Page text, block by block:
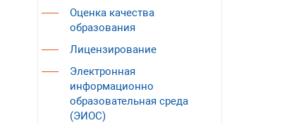
Оценка качества
образования
Лицензирование
Электронная
информационно
образовательная среда
(ЭИОС)